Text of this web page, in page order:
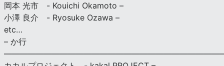
岡本 光市 - Kouichi Okamoto –
小澤 良介 - Ryosuke Ozawa –
etc…
– か行